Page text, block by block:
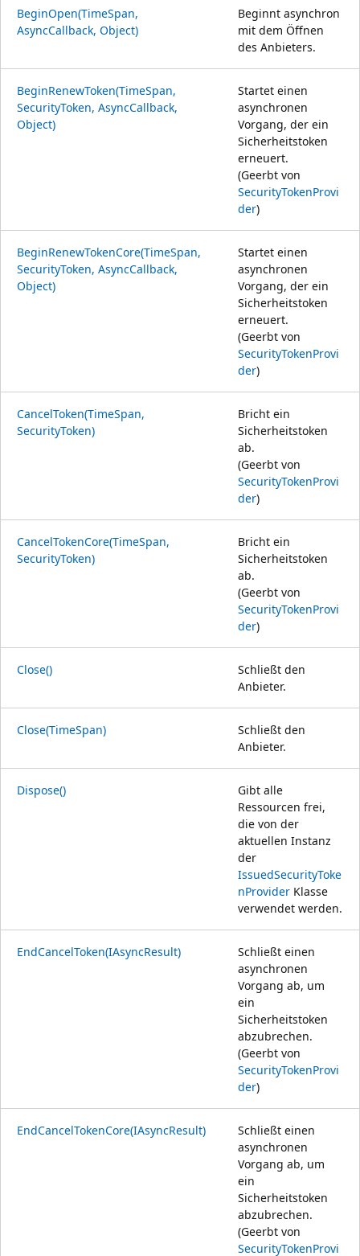
BeginOpen(TimeSpan,
AsyncCallback, Object)
Beginnt asynchron
mit dem Öffnen
des Anbieters.
BeginRenewToken(TimeSpan,
SecurityToken, AsyncCallback,
Object)
Startet einen
asynchronen
Vorgang, der ein
Sicherheitstoken
erneuert.
(Geerbt von
SecurityTokenProvi
der)
BeginRenewTokenCore(TimeSpan,
SecurityToken, AsyncCallback,
Object)
Startet einen
asynchronen
Vorgang, der ein
Sicherheitstoken
erneuert.
(Geerbt von
SecurityTokenProvi
der)
CancelToken(TimeSpan,
SecurityToken)
Bricht ein
Sicherheitstoken
ab.
(Geerbt von
SecurityTokenProvi
der)
CancelTokenCore(TimeSpan,
SecurityToken)
Bricht ein
Sicherheitstoken
ab.
(Geerbt von
SecurityTokenProvi
der)
Close()
Schließt den
Anbieter.
Close(TimeSpan)
Schließt den
Anbieter.
Dispose()
Gibt alle
Ressourcen frei,
die von der
aktuellen Instanz
der
IssuedSecurityToke
nProvider Klasse
verwendet werden.
EndCancelToken(IAsyncResult)
Schließt einen
asynchronen
Vorgang ab, um
ein
Sicherheitstoken
abzubrechen.
(Geerbt von
SecurityTokenProvi
der)
EndCancelTokenCore(IAsyncResult)
Schließt einen
asynchronen
Vorgang ab, um
ein
Sicherheitstoken
abzubrechen.
(Geerbt von
SecurityTokenProvi